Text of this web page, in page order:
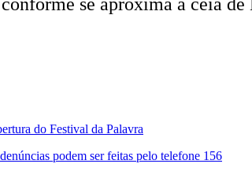
do Festival da Palavra
podem ser feitas pelo telefone 156